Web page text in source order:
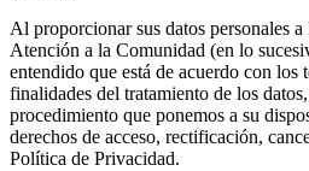
Al proporcionar sus datos personales
Atención a la Comunidad (en lo
entendido que está de acuerdo con los
finalidades del tratamiento de los
procedimiento que ponemos a su
derechos de acceso, rectificación,
Política de Privacidad.